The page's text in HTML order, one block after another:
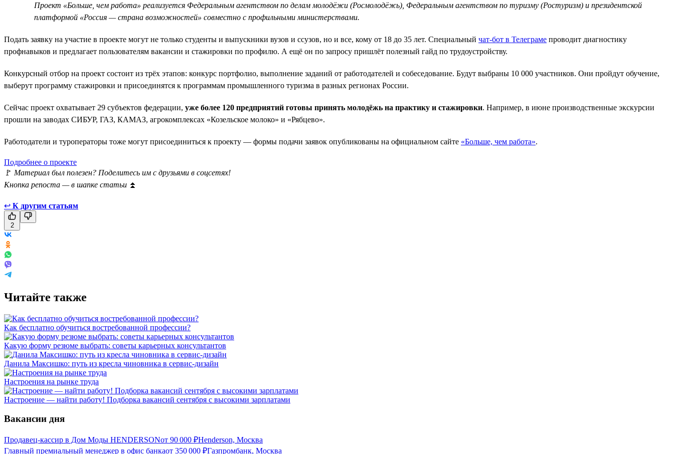
Проект «Больше, чем работа» реализуется Федеральным агентством по делам молодёжи (Росмолодёжь), Федеральным агентством по туризму (Ростуризм) и президентской
платформой «Россия — страна возможностей» совместно с профильными министерствами.
Подать заявку на участие в проекте могут не только студенты и выпускники вузов и ссузов, но и все, кому от 18 до 35 лет. Специальный чат-бот в Телеграме проводит диагностику
профнавыков и предлагает пользователям вакансии и стажировки по профилю. А ещё он по запросу пришлёт полезный гайд по трудоустройству.
Конкурсный отбор на проект состоит из трёх этапов: конкурс портфолио, выполнение заданий от работодателей и собеседование. Будут выбраны 10 000 участников. Они пройдут обучение,
выберут программу стажировки и присоединятся к программам промышленного туризма в разных регионах России.
Сейчас проект охватывает 29 субъектов федерации, уже более 120 предприятий готовы принять молодёжь на практику и стажировки. Например, в июне производственные экскурсии
прошли на заводах СИБУР, ГАЗ, КАМАЗ, агрокомплексах «Козельское молоко» и «Рябцево».
Работодатели и туроператоры тоже могут присоединиться к проекту — формы подачи заявок опубликованы на официальном сайте «Больше, чем работа».
Подробнее о проекте
🚩 Материал был полезен? Поделитесь им с друзьями в соцсетях!
Кнопка репоста — в шапке статьи ⏫
↩ К другим статьям
2
Читайте также
Как бесплатно обучиться востребованной профессии?
Какую форму резюме выбрать: советы карьерных консультантов
Данила Максишко: путь из кресла чиновника в сервис-дизайн
Настроения на рынке труда
Настроение — найти работу! Подборка вакансий сентября с высокими зарплатами
Вакансии дня
Продавец-кассир в Дом Моды HENDERSONот 90 000 ₽Henderson, Москва
Главный премиальный менеджер в офис банкаот 350 000 ₽Газпромбанк, Москва